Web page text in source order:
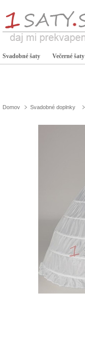
Svadobné šaty Večerné šaty
Domov Svadobné doplnky